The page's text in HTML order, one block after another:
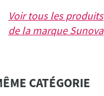
Voir tous les produits
de la marqueSunova
CATÉGORIE